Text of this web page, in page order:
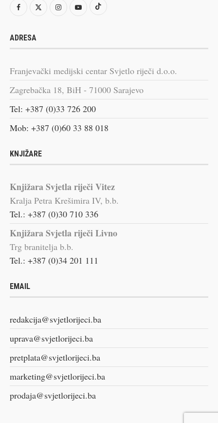
ADRESA
Franjevački medijski centar Svjetlo riječi d.o.o.
Zagrebačka 18, BiH - 71000 Sarajevo
Tel: +387 (0)33 726 200
Mob: +387 (0)60 33 88 018
KNJIŽARE
Knjižara Svjetla riječi Vitez
Kralja Petra Krešimira IV, b.b.
Tel.: +387 (0)30 710 336
Knjižara Svjetla riječi Livno
Trg branitelja b.b.
Tel.: +387 (0)34 201 111
EMAIL
redakcija@svjetlorijeci.ba
uprava@svjetlorijeci.ba
pretplata@svjetlorijeci.ba
marketing@svjetlorijeci.ba
prodaja@svjetlorijeci.ba